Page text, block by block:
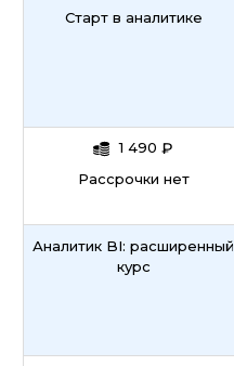
Старт в аналитике
1 490 ₽
Рассрочки нет
Аналитик BI: расширенный
курс